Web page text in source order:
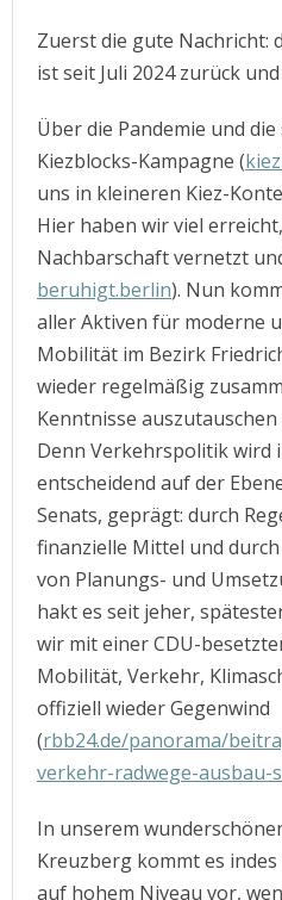
Zuerst die gute Nachricht:
ist seit Juli 2024 zurück
Über die Pandemie und
Kiezblocks-Kampagne (
uns in kleineren Kiez-
Hier haben wir viel
Nachbarschaft vernetzt
beruhigt.berlin). Nun
aller Aktiven für moderne
Mobilität im Bezirk
wieder regelmäßig
Kenntnisse
Denn Verkehrspolitik wird
entscheidend auf der
Senats, geprägt: durch
finanzielle Mittel und
von Planungs- und
hakt es seit jeher,
wir mit einer CDU-
Mobilität, Verkehr,
offiziell wieder Gegenwind
(rbb24.de/panorama/
verkehr-radwege-ausbau-
In unserem
Kreuzberg kommt es
auf hohem Niveau vor,